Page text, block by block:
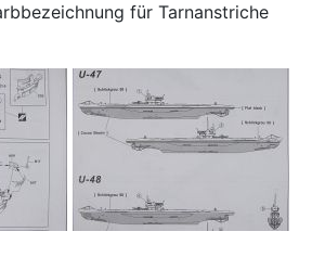
für Tarnanstriche